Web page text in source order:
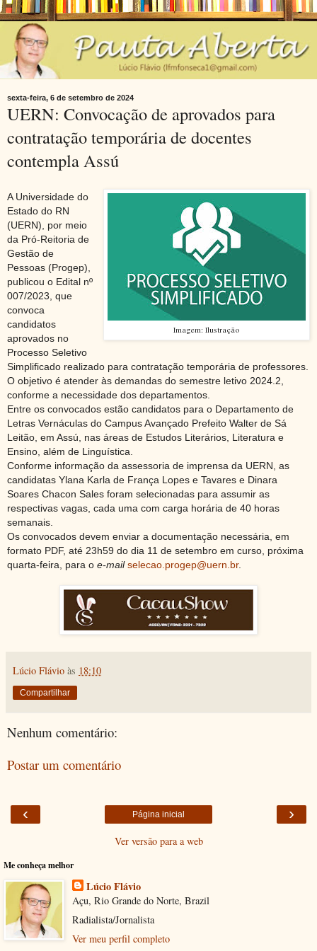
sexta-feira, 6 de setembro de 2024
UERN: Convocação de aprovados para
contratação temporária de docentes
contempla Assú
Imagem: Ilustração
A Universidade do
Estado do RN
(UERN), por meio
da Pró-Reitoria de
Gestão de
Pessoas (Progep),
publicou o Edital nº
007/2023, que
convoca
candidatos
aprovados no
Processo Seletivo
Simplificado realizado para contratação temporária de professores.
O objetivo é atender às demandas do semestre letivo 2024.2,
conforme a necessidade dos departamentos.
Entre os convocados estão candidatos para o Departamento de
Letras Vernáculas do Campus Avançado Prefeito Walter de Sá
Leitão, em Assú, nas áreas de Estudos Literários, Literatura e
Ensino, além de Linguística.
Conforme informação da assessoria de imprensa da UERN, as
candidatas Ylana Karla de França Lopes e Tavares e Dinara
Soares Chacon Sales foram selecionadas para assumir as
respectivas vagas, cada uma com carga horária de 40 horas
semanais.
Os convocados devem enviar a documentação necessária, em
formato PDF, até 23h59 do dia 11 de setembro em curso, próxima
quarta-feira, para o e-mailselecao.progep@uern.br.
Lúcio Flávio às 18:10
Compartilhar
Nenhum comentário:
Postar um comentário
‹ ›
Página inicial
Ver versão para a web
Me conheça melhor
Lúcio Flávio
Açu, Rio Grande do Norte, Brazil
Radialista/Jornalista
Ver meu perfil completo